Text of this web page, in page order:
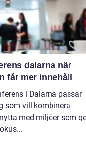
dalarna när
får mer innehåll
i Dalarna passar
som vill kombinera
med miljöer som